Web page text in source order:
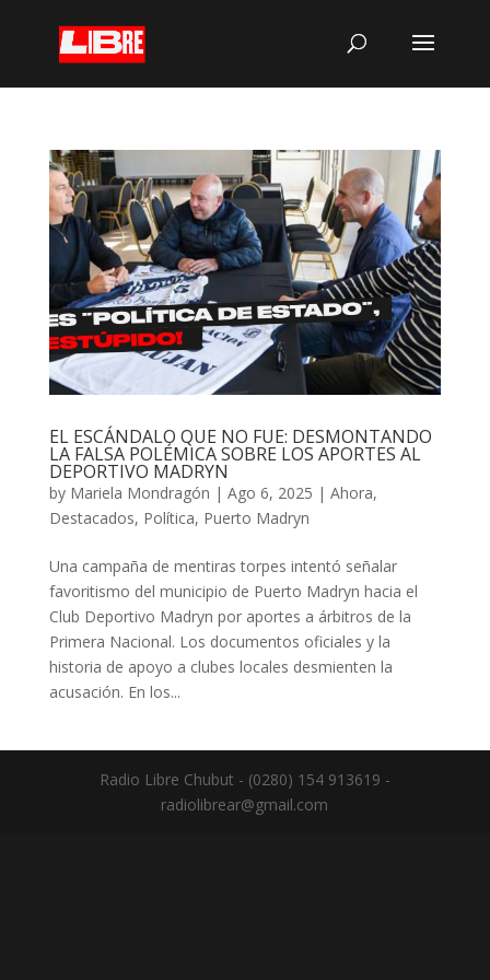
EL ESCÁNDALO QUE NO FUE: DESMONTANDO
LA FALSA POLÉMICA SOBRE LOS APORTES AL
DEPORTIVO MADRYN
by Mariela Mondragón | Ago 6, 2025 | Ahora,
Destacados, Política, Puerto Madryn
Una campaña de mentiras torpes intentó señalar
favoritismo del municipio de Puerto Madryn hacia el
Club Deportivo Madryn por aportes a árbitros de la
Primera Nacional. Los documentos oficiales y la
historia de apoyo a clubes locales desmienten la
acusación. En los...
Radio Libre Chubut - (0280) 154 913619 -
radiolibrear@gmail.com